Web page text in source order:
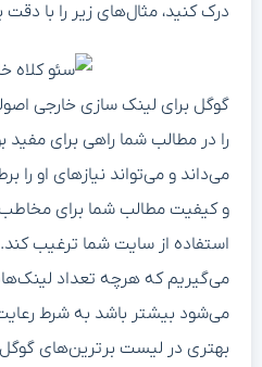
درک کنید، مثال‌های زیر را با دقت
گوگل برای لینک سازی خارجی
را در مطالب شما راهی برای مفید
می‌داند و می‌تواند نیازهای او را
و کیفیت مطالب شما برای
استفاده از سایت شما ترغیب
می‌گیریم که هرچه تعداد
می‌شود بیشتر باشد به شرط
بهتری در لیست برترین‌های